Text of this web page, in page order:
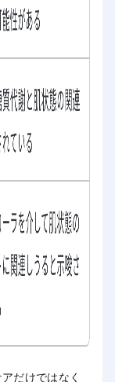
だけではなく